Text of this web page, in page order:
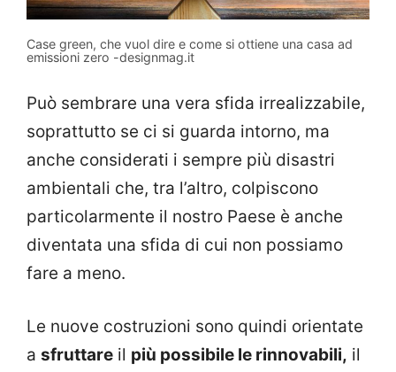
Case green, che vuol dire e come si ottiene una casa ad
emissioni zero -designmag.it
Può sembrare una vera sfida irrealizzabile,
soprattutto se ci si guarda intorno, ma
anche considerati i sempre più disastri
ambientali che, tra l’altro, colpiscono
particolarmente il nostro Paese è anche
diventata una sfida di cui non possiamo
fare a meno.
Le nuove costruzioni sono quindi orientate
a sfruttare il più possibile le rinnovabili, il